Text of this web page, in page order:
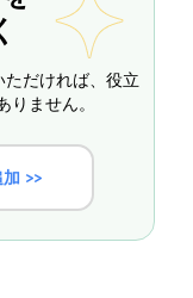
だければ、役立
ません。
>>